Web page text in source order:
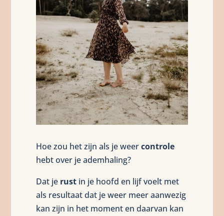
Hoe zou het zijn als je weercontrole
hebt over je ademhaling?
Dat je rust in je hoofd en lijf voelt met
als resultaat dat je weer meer aanwezig
kan zijn in het moment en daarvan kan